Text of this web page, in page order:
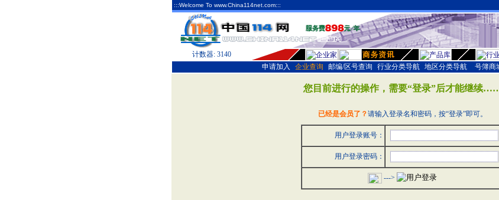
:::Welcome To www.China114net.com:::
计数器: 3140
申请加入 企业查询 邮编/区号查询 行业分类导航| 地区分类导航| | 号簿商
您目前进行的操作，需要“登录”后才能继续
已经是会员了？请输入登录名和密码，按“登录”即可。
用户登录账号：
用户登录密码：
--->